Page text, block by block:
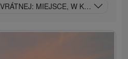
MIEJSCE, W KTÓRYM